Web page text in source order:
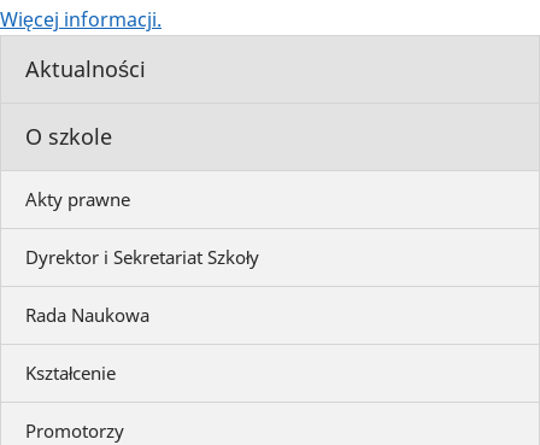
Aktualności
O szkole
Akty prawne
Dyrektor i Sekretariat Szkoły
Rada Naukowa
Kształcenie
Promotorzy
Więcej informacji.